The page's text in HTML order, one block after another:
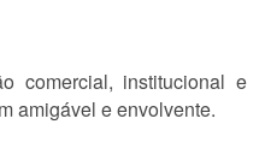
comercial, institucional e
amigável e envolvente.